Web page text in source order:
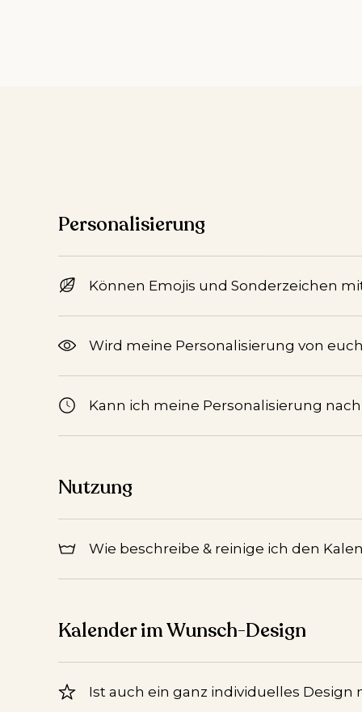
Personalisierung
Können Emojis und Sonderzeichen
Wird meine Personalisierung von
Kann ich meine Personalisierung
Nutzung
Wie beschreibe & reinige ich den
Kalender im Wunsch-Design
Ist auch ein ganz individuelles Design